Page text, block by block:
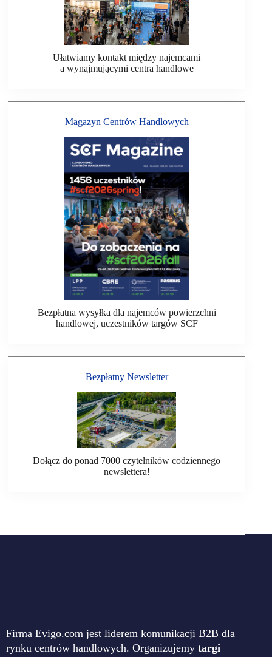
Ułatwiamy kontakt między najemcami
a wynajmującymi centra handlowe
Magazyn Centrów Handlowych
Bezpłatna wysyłka dla najemców powierzchni
handlowej, uczestników targów SCF
Bezpłatny Newsletter
Dołącz do ponad 7000 czytelników codziennego
newslettera!
Firma Evigo.com jest liderem komunikacji B2B dla
rynku centrów handlowych. Organizujemy targi